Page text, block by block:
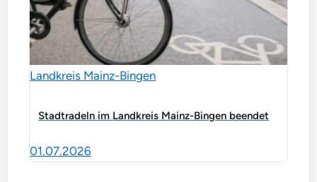
Landkreis Mainz-Bingen
Stadtradeln im Landkreis Mainz-Bingen beendet
01.07.2026